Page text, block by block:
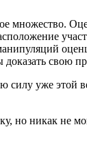
множество.
свою
силу уже этой
но никак не